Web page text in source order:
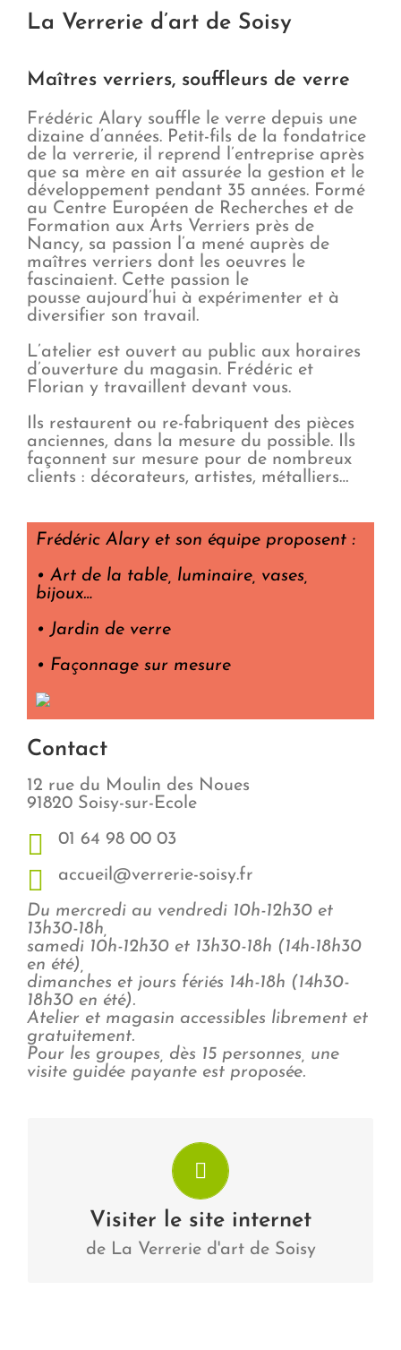
La Verrerie d’art de Soisy
Maîtres verriers, souffleurs de verre
Frédéric Alary souffle le verre depuis une
dizaine d’années. Petit-fils de la fondatrice
de la verrerie, il reprend l’entreprise après
que sa mère en ait assurée la gestion et le
développement pendant 35 années. Formé
au Centre Européen de Recherches et de
Formation aux Arts Verriers près de
Nancy, sa passion l’a mené auprès de
maîtres verriers dont les oeuvres le
fascinaient. Cette passion le
pousse aujourd’hui à expérimenter et à
diversifier son travail.
L’atelier est ouvert au public aux horaires
d’ouverture du magasin. Frédéric et
Florian y travaillent devant vous.
Ils restaurent ou re-fabriquent des pièces
anciennes, dans la mesure du possible. Ils
façonnent sur mesure pour de nombreux
clients : décorateurs, artistes, métalliers…
Frédéric Alary et son équipe proposent :
• Art de la table, luminaire, vases,
bijoux…
• Jardin de verre
• Façonnage sur mesure
Contact
12 rue du Moulin des Noues
91820 Soisy-sur-Ecole
01 64 98 00 03
accueil@verrerie-soisy.fr
Du mercredi au vendredi 10h-12h30 et
13h30-18h,
samedi 10h-12h30 et 13h30-18h (14h-18h30
en été),
dimanches et jours fériés 14h-18h (14h30-
18h30 en été).
Atelier et magasin accessibles librement et
gratuitement.
Pour les groupes, dès 15 personnes, une
visite guidée payante est proposée.
Visiter le site internet
de La Verrerie d'art de Soisy
La Verrerie d'art de Soisy
Visiter